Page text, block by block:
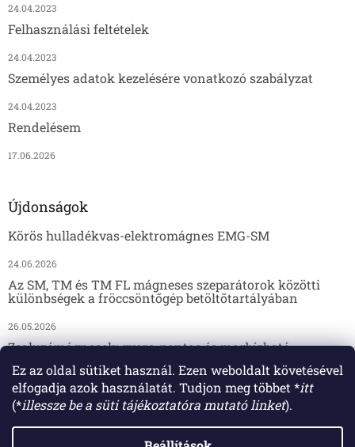
Ez az oldal sütiket használ. Ezen weboldalt követésével
elfogadja azok használatát. Tudjon meg többet *itt
(*illessze be a süti tájékoztatóra mutató linket).
24.04.2023
Felhasználási feltételek
24.04.2023
Személyes adatok kezelésére vonatkozó szabályzat
24.04.2023
Rendelésem
17.06.2026
Újdonságok
Körös hulladékvas-elektromágnes EMG-SM
24.06.2026
Az SM, TM és TM FL mágneses szeparátorok közötti
különbségek a fröccsöntőgép betöltőtartályában
26.05.2026
Zsaluzómágnesek: gyors, pontos és megbízható
17.04.2026